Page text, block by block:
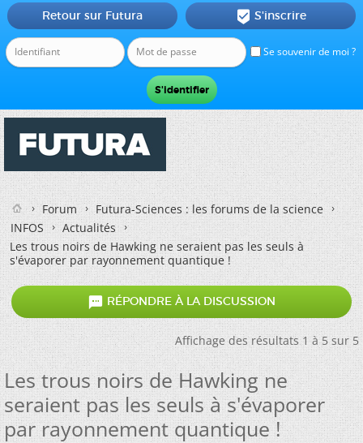
Se souvenir de moi ?
Retour sur Futura  S'inscrire
Forum
Futura-Sciences : les forums de la science
INFOS
Actualités
Les trous noirs de Hawking ne seraient pas les seuls à
s'évaporer par rayonnement quantique !
 RÉPONDRE À LA DISCUSSION
Affichage des résultats 1 à 5 sur 5
Les trous noirs de Hawking ne
seraient pas les seuls à s'évaporer
par rayonnement quantique !